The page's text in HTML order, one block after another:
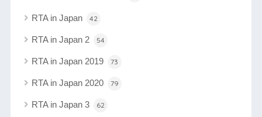
RTA in Japan 42
RTA in Japan 2 54
RTA in Japan 2019 73
RTA in Japan 2020 79
RTA in Japan 3 62